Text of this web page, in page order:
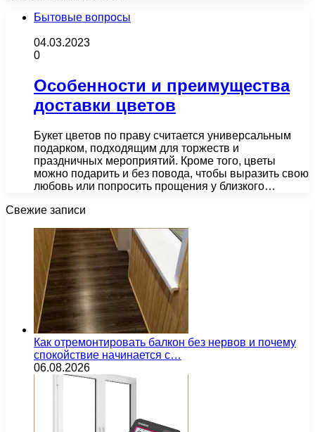
Бытовые вопросы
04.03.2023
0
Особенности и преимущества
доставки цветов
Букет цветов по праву считается универсальным
подарком, подходящим для торжеств и
праздничных мероприятий. Кроме того, цветы
можно подарить и без повода, чтобы выразить свою
любовь или попросить прощения у близкого…
Свежие записи
Как отремонтировать балкон без нервов и почему
спокойствие начинается с…
06.08.2026